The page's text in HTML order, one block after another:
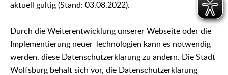
aktuell gültig (Stand: 03.08.2022).
Durch die Weiterentwicklung unserer Webseite oder die
Implementierung neuer Technologien kann es notwendig
werden, diese Datenschutzerklärung zu ändern. Die Stadt
Wolfsburg behält sich vor, die Datenschutzerklärung